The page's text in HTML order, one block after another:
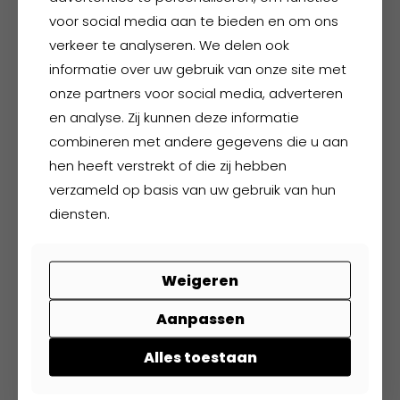
kan
gekozen
worden
productpagina
FHB Georg
€191,06incl. BTW
Dit
heeft
variaties.
voor social media aan te bieden en om ons
verkeer te analyseren. We delen ook
informatie over uw gebruik van onze site met
onze partners voor social media, adverteren
en analyse. Zij kunnen deze informatie
combineren met andere gegevens die u aan
hen heeft verstrekt of die zij hebben
verzameld op basis van uw gebruik van hun
diensten.
Weigeren
Aanpassen
Alles toestaan